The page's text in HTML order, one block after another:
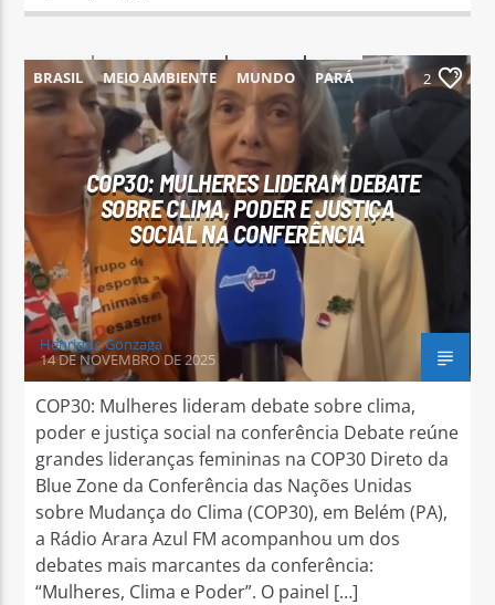
BRASIL MEIO AMBIENTE MUNDO
PARÁ
PARAUAPEBAS
2
COP30: MULHERES LIDERAM DEBATE
SOBRE CLIMA, PODER E JUSTIÇA
SOCIAL NA CONFERÊNCIA
Henrique Gonzaga
14 DE NOVEMBRO DE 2025
COP30: Mulheres lideram debate sobre clima,
poder e justiça social na conferência Debate reúne
grandes lideranças femininas na COP30 Direto da
Blue Zone da Conferência das Nações Unidas
sobre Mudança do Clima (COP30), em Belém (PA),
a Rádio Arara Azul FM acompanhou um dos
debates mais marcantes da conferência:
“Mulheres, Clima e Poder”. O painel […]